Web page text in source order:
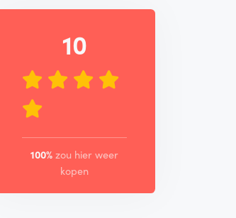
10
100% zou hier weer
kopen